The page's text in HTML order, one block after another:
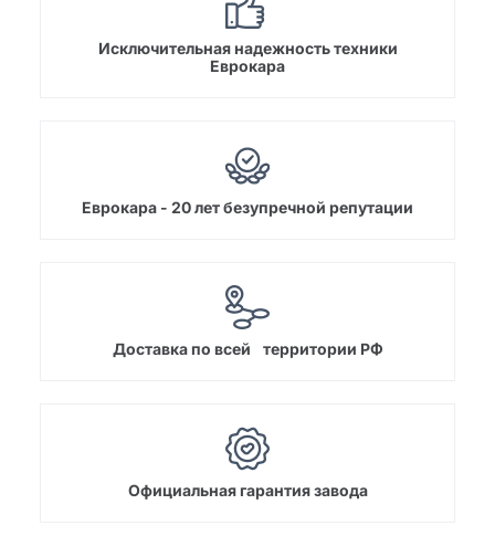
Исключительная надежность техники
Еврокара
Еврокара - 20 лет безупречной репутации
Доставка по всей территории РФ
Официальная гарантия завода